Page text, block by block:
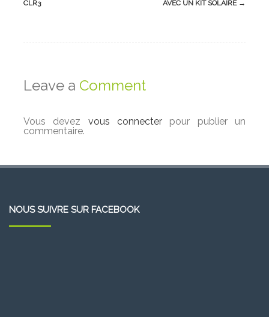
CLR3 AVEC UN KIT SOLAIRE →
Leave a Comment
Vous devez vous connecter pour publier un
commentaire.
NOUS SUIVRE SUR FACEBOOK